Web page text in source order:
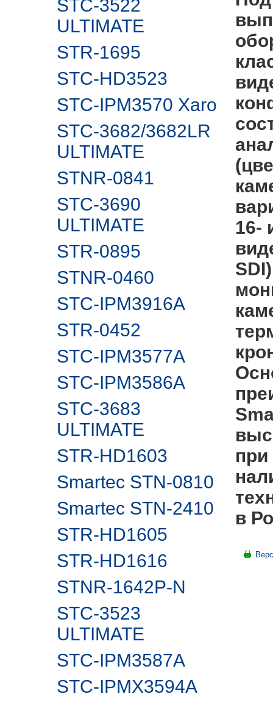
STC-3522
ULTIMATE
STR-1695
STC-HD3523
STC-IPM3570 Xaro
STC-3682/3682LR
ULTIMATE
STNR-0841
STC-3690
ULTIMATE
STR-0895
STNR-0460
STC-IPM3916A
STR-0452
STC-IPM3577A
STC-IPM3586A
STC-3683
ULTIMATE
STR-HD1603
Smartec STN-0810
Smartec STN-2410
STR-HD1605
STR-HD1616
STNR-1642P-N
STC-3523
ULTIMATE
STC-IPM3587A
STC-IPMX3594A
16-
при
в